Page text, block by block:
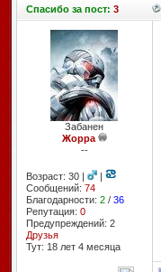
Спасибоза пост: 3
Забанен
Жорра
--
Возраст: 30 |
|
Сообщений: 74
Благодарности: 2/ 36
Репутация: 0
Предупреждений: 2
Друзья
Тут: 18 лет 4 месяцa